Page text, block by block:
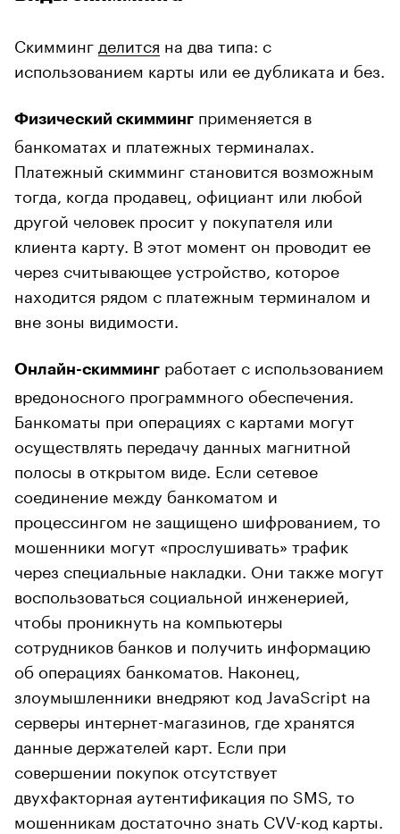
Скимминг делится на два типа: с
использованием карты или ее дубликата и без.
Физический скимминг применяется в
банкоматах и платежных терминалах.
Платежный скимминг становится возможным
тогда, когда продавец, официант или любой
другой человек просит у покупателя или
клиента карту. В этот момент он проводит ее
через считывающее устройство, которое
находится рядом с платежным терминалом и
вне зоны видимости.
Онлайн-скимминг работает с использованием
вредоносного программного обеспечения.
Банкоматы при операциях с картами могут
осуществлять передачу данных магнитной
полосы в открытом виде. Если сетевое
соединение между банкоматом и
процессингом не защищено шифрованием, то
мошенники могут «прослушивать» трафик
через специальные накладки. Они также могут
воспользоваться социальной инженерией,
чтобы проникнуть на компьютеры
сотрудников банков и получить информацию
об операциях банкоматов. Наконец,
злоумышленники внедряют код JavaScript на
серверы интернет-магазинов, где хранятся
данные держателей карт. Если при
совершении покупок отсутствует
двухфакторная аутентификация по SMS, то
мошенникам достаточно знать CVV-код карты.